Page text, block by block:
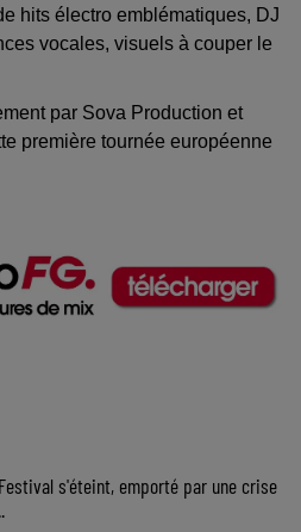
hits électro emblématiques, DJ
vocales, visuels à couper le
par Sova Production et
première tournée européenne
s'éteint, emporté par une crise